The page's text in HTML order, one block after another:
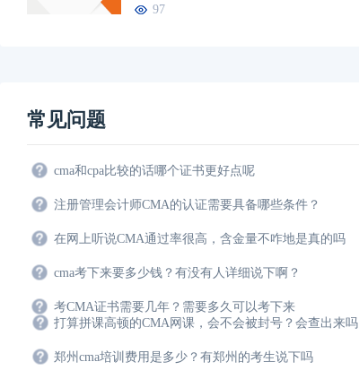
97
常见问题
cma和cpa比较的话哪个证书更好点呢
注册管理会计师CMA的认证需要具备哪些条件？
在网上听说CMA通过率很高，含金量不咋地是真的吗
cma考下来要多少钱？有没有人详细说下啊？
考CMA证书需要几年？需要多久可以考下来
打算拼课高顿的CMA网课，会不会被封号？会查出来吗
郑州cma培训费用是多少？有郑州的考生说下吗